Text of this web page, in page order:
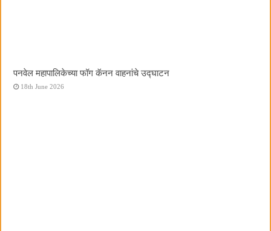
पनवेल महापालिकेच्या फॉग कॅनन वाहनांचे उद्घाटन
18th June 2026